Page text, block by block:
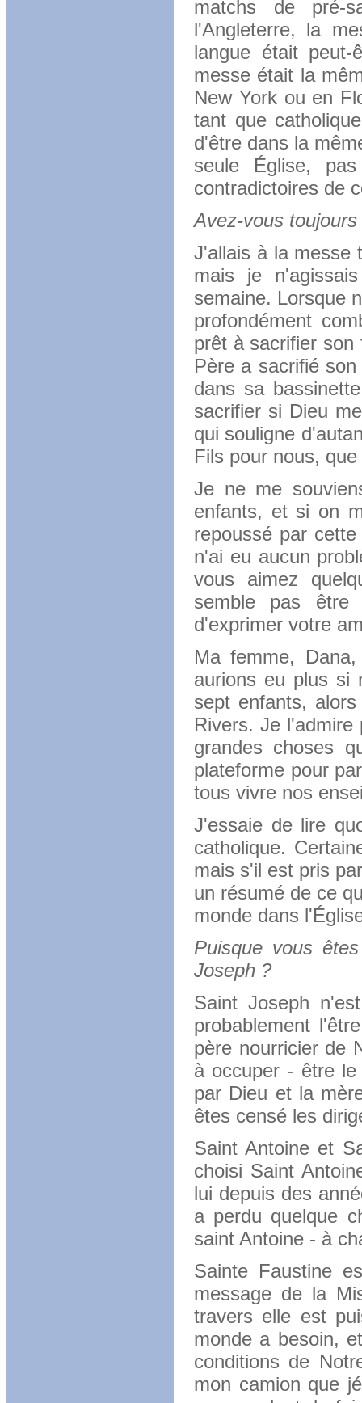
matchs de pré-
l'Angleterre, la
langue était
messe était la
New York ou en
tant que
d'être dans la
seule Église,
contradictoires de
Avez-vous
J'allais à la messe
mais je
semaine. Lorsque
profondément
prêt à sacrifier
Père a sacrifié
dans sa
sacrifier si Dieu
qui souligne
Fils pour nous,
Je ne me
enfants, et si on
repoussé par
n'ai eu aucun
vous aimez
semble pas
d'exprimer votre
Ma femme,
aurions eu plus
sept enfants,
Rivers.Je l'admire
grandes choses
plateforme pour
tous vivre nos
J'essaie de lire
catholique.
mais s'il est pris
un résumé de ce
monde dans
Puisque vous
Joseph ?
Saint Joseph
probablement
père nourricier de
à occuper - être
par Dieu et la
êtes censé les
Saint Antoine et
choisi Saint
lui depuis des
a perdu quelque
saint Antoine - à
Sainte Faustine
message de la
travers elle est
monde a besoin,
conditions de
mon camion que